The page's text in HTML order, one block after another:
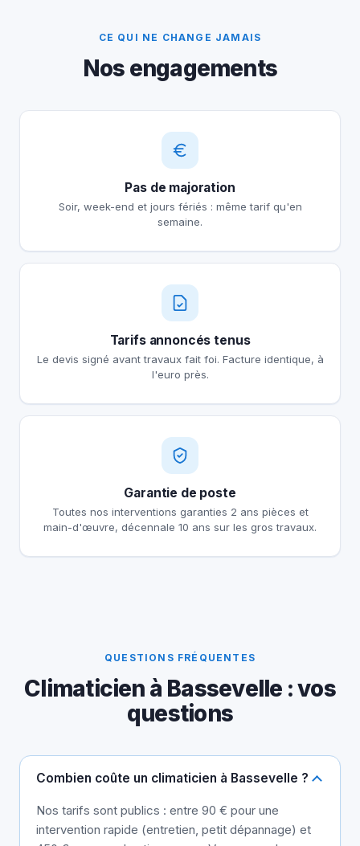
CE QUI NE CHANGE JAMAIS
Nos engagements
Pas de majoration
Soir, week-end et jours fériés : même tarif qu'en
semaine.
Tarifs annoncés tenus
Le devis signé avant travaux fait foi. Facture identique, à
l'euro près.
Garantie de poste
Toutes nos interventions garanties 2 ans pièces et
main-d'œuvre, décennale 10 ans sur les gros travaux.
QUESTIONS FRÉQUENTES
Climaticien à Bassevelle : vos
questions
Combien coûte un climaticien à Bassevelle ?
Nos tarifs sont publics : entre 90 € pour une
intervention rapide (entretien, petit dépannage) et